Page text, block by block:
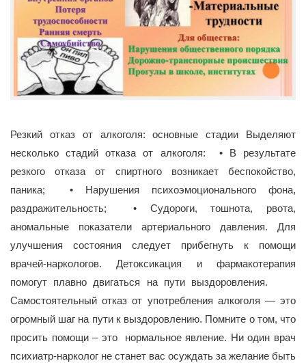
Резкий отказ от алкоголя: основные стадии Выделяют
несколько стадий отказа от алкоголя: • В результате
резкого отказа от спиртного возникает беспокойство,
паника; • Нарушения психоэмоционального фона,
раздражительность; • Судороги, тошнота, рвота,
аномальные показатели артериального давления. Для
улучшения состояния следует прибегнуть к помощи
врачей-наркологов. Детоксикация и фармакотерапия
помогут плавно двигаться на пути выздоровления.
Самостоятельный отказ от употребления алкоголя — это
огромный шаг на пути к выздоровлению. Помните о том, что
просить помощи – это нормальное явление. Ни один врач
психиатр-нарколог не станет вас осуждать за желание быть